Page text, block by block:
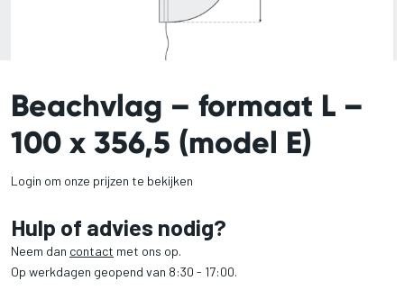
Beachvlag – formaat L –
100 x 356,5 (model E)
Login om onze prijzen te bekijken
Hulp of advies nodig?
Neem dan contact met ons op.
Op werkdagen geopend van 8:30 - 17:00.